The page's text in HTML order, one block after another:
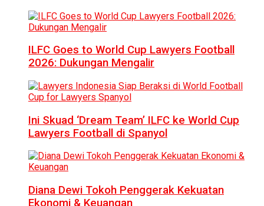
ILFC Goes to World Cup Lawyers Football
2026: Dukungan Mengalir
Ini Skuad ‘Dream Team’ ILFC ke World Cup
Lawyers Football di Spanyol
Diana Dewi Tokoh Penggerak Kekuatan
Ekonomi & Keuangan